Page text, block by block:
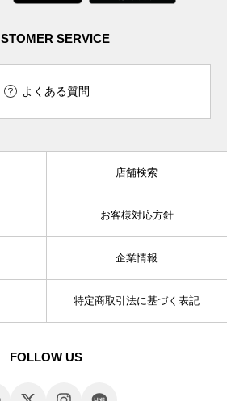
SERVICE
よくある質問
店舗検索
お客様対応方針
企業情報
特定商取引法に基づく表記
FOLLOW US